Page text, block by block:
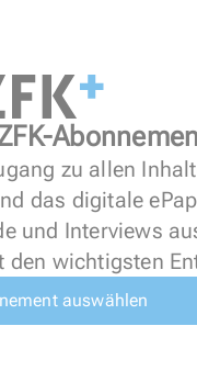
zu allen
das digitale
und Interviews
wichtigsten
auswählen